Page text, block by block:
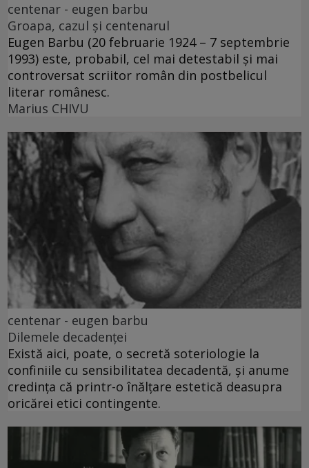
centenar - eugen barbu
Groapa, cazul și centenarul
Eugen Barbu (20 februarie 1924 – 7 septembrie
1993) este, probabil, cel mai detestabil și mai
controversat scriitor român din postbelicul
literar românesc.
Marius CHIVU
centenar - eugen barbu
Dilemele decadenței
Există aici, poate, o secretă soteriologie la
confiniile cu sensibilitatea decadentă, și anume
credința că printr-o înălțare estetică deasupra
oricărei etici contingente.